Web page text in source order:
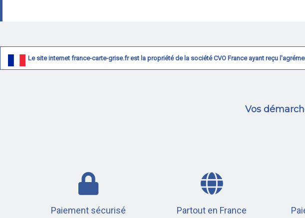
Le site internet france-carte-grise.fr est la propriété de la société CVO France ayant reçu
Vos
Paiement sécurisé Partout en France